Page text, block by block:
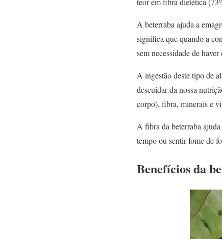
A beterraba ajuda a
significa que quando a
sem necessidade de
A ingestão deste tipo de
descuidar da nossa
corpo), fibra, minerais e
A fibra da beterraba
tempo ou sentir fome de
Benefícios da